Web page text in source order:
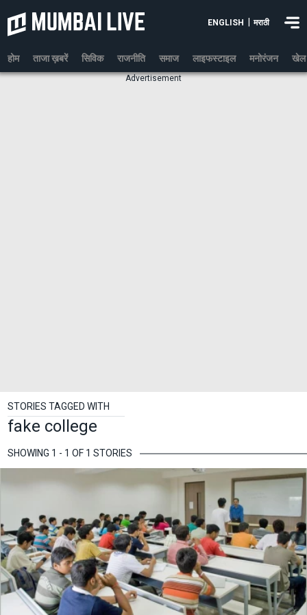
ENGLISH मराठी
होम ताजा ख़बरें सिविक राजनीति समाज लाइफस्टाइल मनोरंजन खेल
Advertisement
STORIES TAGGED WITH
fake college
SHOWING 1 - 1 OF 1 STORIES